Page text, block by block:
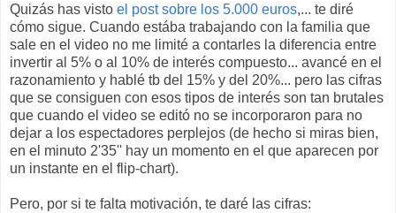
Quizás has visto el post sobre los 5.000 euros,... te diré
cómo sigue. Cuando estába trabajando con la familia que
sale en el video no me limité a contarles la diferencia entre
invertir al 5% o al 10% de interés compuesto... avancé en el
razonamiento y hablé tb del 15% y del 20%... pero las cifras
que se consiguen con esos tipos de interés son tan brutales
que cuando el video se editó no se incorporaron para no
dejar a los espectadores perplejos (de hecho si miras bien,
en el minuto 2'35'' hay un momento en el que aparecen por
un instante en el flip-chart).
Pero, por si te falta motivación, te daré las cifras: